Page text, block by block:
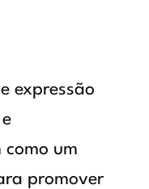
expressão
como um
promover